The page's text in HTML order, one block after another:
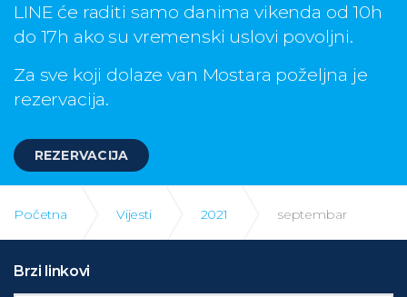
LINE će raditi samo danima vikenda od 10h
do 17h ako su vremenski uslovi povoljni.
Za sve koji dolaze van Mostara poželjna je
rezervacija.
REZERVACIJA
Početna Vijesti 2021 septembar
Brzi linkovi